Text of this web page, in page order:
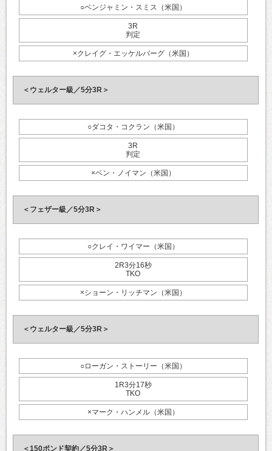
○ベンジャミン・スミス（米国）
3R
判定
×クレイグ・エッケルバーグ（米国）
＜ウェルター級／5分3R＞
○ダコタ・コクラン（米国）
3R
判定
×ベン・ノイマン（米国）
＜フェザー級／5分3R＞
○クレイ・ワイマー（米国）
2R3分16秒
TKO
×ショーン・リッチマン（米国）
＜ウェルター級／5分3R＞
○ローガン・ストーリー（米国）
1R3分17秒
TKO
×マーク・ハンメル（米国）
＜150ポンド契約／5分3R＞